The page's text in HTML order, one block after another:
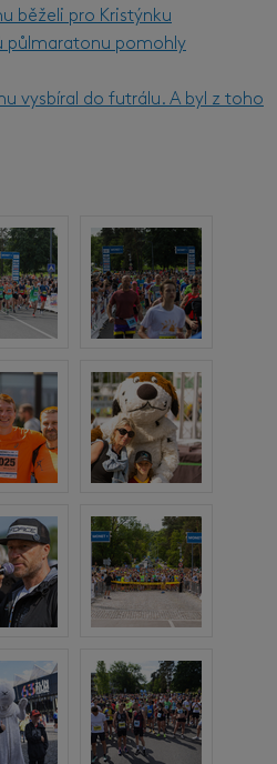
běželi pro Kristýnku
půlmaratonu pomohly
vysbíral do futrálu. A byl z toho